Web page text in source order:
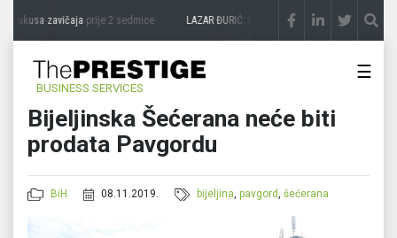
ukusa zavičajaprije 2 sedmice LAZAR ĐURIĆ: Promocija potencijal pretvara u
BUSINESS SERVICES
☰
Bijeljinska Šećerana neće biti
prodata Pavgordu
BiH 08.11.2019. bijeljina,pavgord,šećerana